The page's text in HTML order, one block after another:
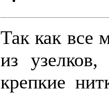
Так как все
из
крепкие